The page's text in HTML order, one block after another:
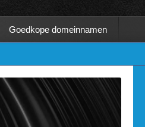
Goedkope domeinnamen